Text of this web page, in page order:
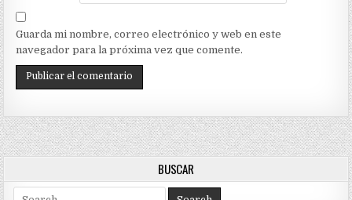
Guarda mi nombre, correo electrónico y web en este
navegador para la próxima vez que comente.
BUSCAR